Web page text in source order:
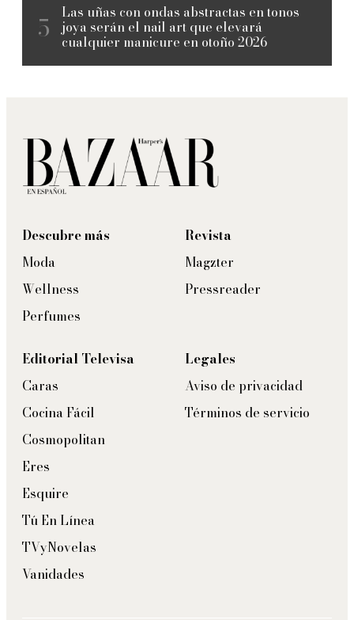
Las uñas con ondas abstractas en tonos
joya serán el nail art que elevará
cualquier manicure en otoño 2026
Descubre más
Moda
Wellness
Perfumes
Revista
Magzter
Pressreader
Editorial Televisa
Caras
Cocina Fácil
Cosmopolitan
Eres
Esquire
Tú En Línea
TVyNovelas
Vanidades
Legales
Aviso de privacidad
Términos de servicio